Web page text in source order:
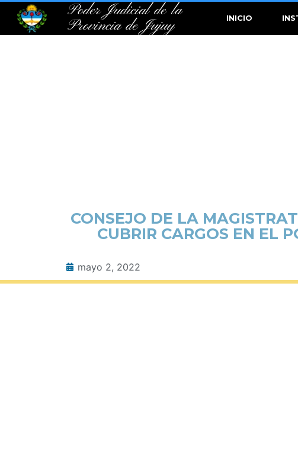
Poder Judicial de la
Provincia de Jujuy
INICIO
CONSEJO DE LA
CUBRIR CARGOS EN EL
mayo 2, 2022